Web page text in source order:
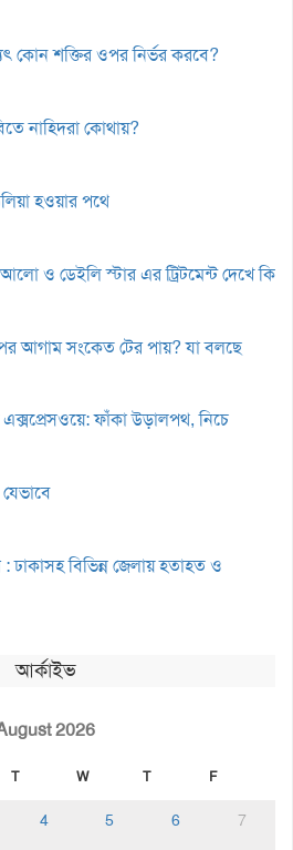
কোন শক্তির ওপর নির্ভর করবে?
নাহিদরা কোথায়?
হওয়ার পথে
আলো ও ডেইলি স্টার এর ট্রিটমেন্ট দেখে কি
আগাম সংকেত টের পায়? যা বলছে
এক্সপ্রেসওয়ে: ফাঁকা উড়ালপথ, নিচে
ঢাকাসহ বিভিন্ন জেলায় হতাহত ও
আর্কাইভ
2026
T W T F
4 5 6
7